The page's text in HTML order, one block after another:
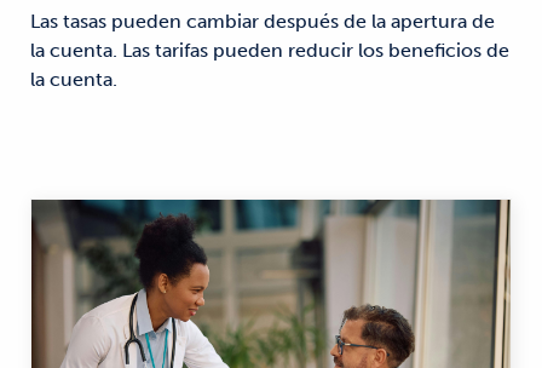
Las tasas pueden cambiar después de la apertura de
la cuenta. Las tarifas pueden reducir los beneficios de
la cuenta.